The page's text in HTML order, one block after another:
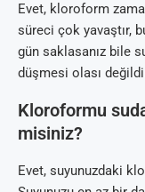
Evet, kloroform
süreci çok yavaştır,
gün saklasanız bile
düşmesi olası
Kloroformu
misiniz?
Evet, suyunuzdaki